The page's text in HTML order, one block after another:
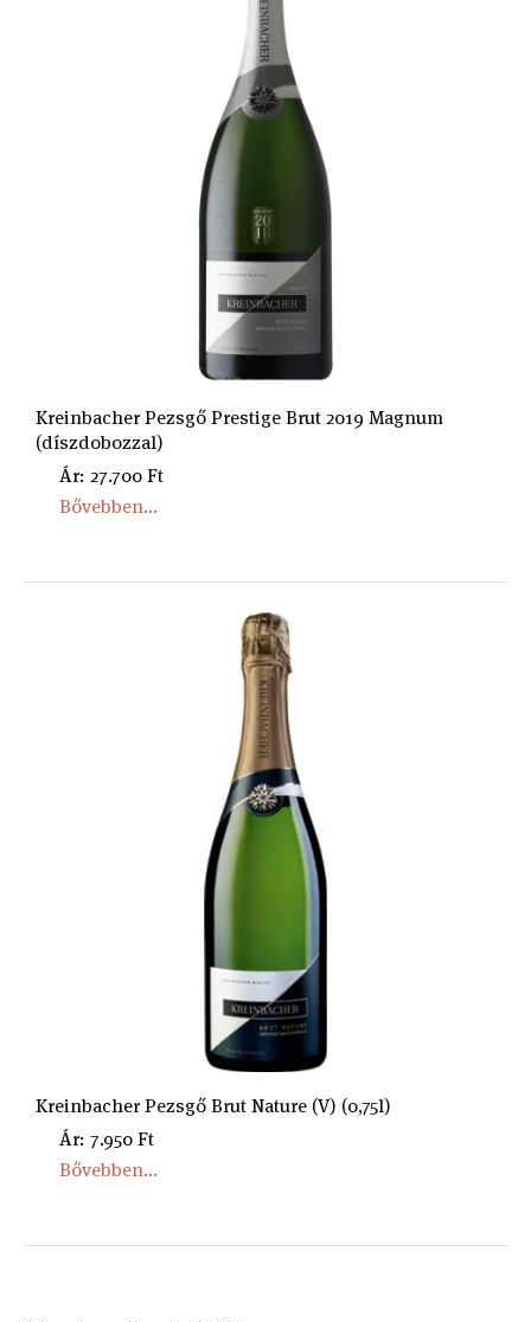
Kreinbacher Pezsgő Prestige Brut 2019 Magnum
(díszdobozzal)
Ár: 27.700 Ft
Bővebben...
Kreinbacher Pezsgő Brut Nature (V) (0,75l)
Ár: 7.950 Ft
Bővebben...